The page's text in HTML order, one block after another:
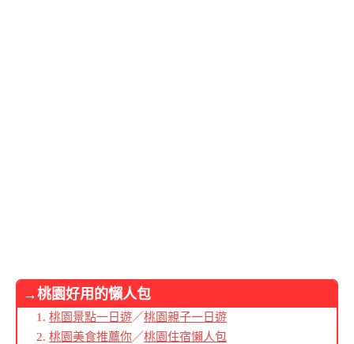
→桃園好用的懶人包
桃園景點一日遊／桃園親子一日遊
桃園美食推薦你／桃園住宿懶人包